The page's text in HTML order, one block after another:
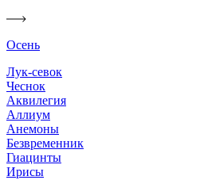
Осень
Лук-севок
Чеснок
Аквилегия
Аллиум
Анемоны
Безвременник
Гиацинты
Ирисы